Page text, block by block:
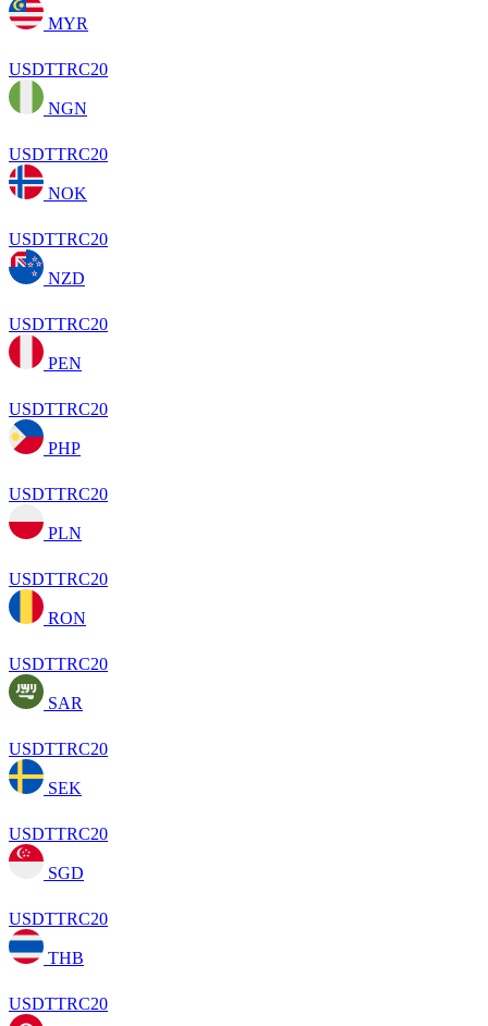
MYR
USDTTRC20
NGN
USDTTRC20
NOK
USDTTRC20
NZD
USDTTRC20
PEN
USDTTRC20
PHP
USDTTRC20
PLN
USDTTRC20
RON
USDTTRC20
SAR
USDTTRC20
SEK
USDTTRC20
SGD
USDTTRC20
THB
USDTTRC20